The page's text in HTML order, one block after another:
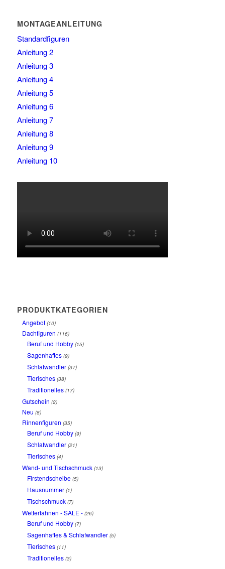
MONTAGEANLEITUNG
Standardfiguren
Anleitung 2
Anleitung 3
Anleitung 4
Anleitung 5
Anleitung 6
Anleitung 7
Anleitung 8
Anleitung 9
Anleitung 10
PRODUKTKATEGORIEN
Angebot (10)
Dachfiguren (116)
Beruf und Hobby (15)
Sagenhaftes (9)
Schlafwandler (37)
Tierisches (38)
Traditionelles (17)
Gutschein (2)
Neu (8)
Rinnenfiguren (35)
Beruf und Hobby (9)
Schlafwandler (21)
Tierisches (4)
Wand- und Tischschmuck (13)
Firstendscheibe (5)
Hausnummer (1)
Tischschmuck (7)
Wetterfahnen - SALE - (26)
Beruf und Hobby (7)
Sagenhaftes & Schlafwandler (5)
Tierisches (11)
Traditionelles (3)